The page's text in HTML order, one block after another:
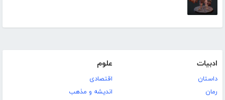
ادبیات
داستان
رمان
علوم
اقتصادی
اندیشه و مذهب